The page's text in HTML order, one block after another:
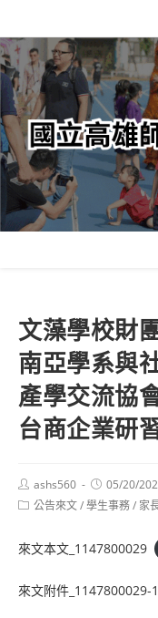
轉
至
主
內
容
文藻學校財
南亞學系與
產學交流協
台商企業研
Post
author:
ashs560
Post
published:
05/20/
Post公告來文/學生事務/ 家
來文本文_1147800029
來文附件_1147800029-1